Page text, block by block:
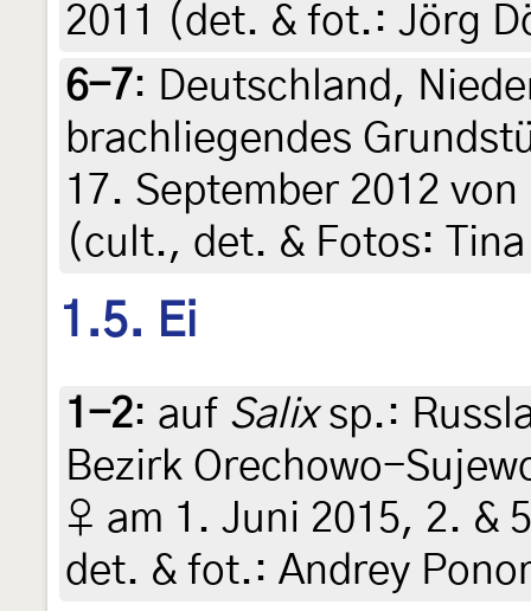
2011 (det. & fot.: Jörg
6-7: Deutschland,
brachliegendes
17. September 2012 von
(cult., det. & Fotos:
1.5. Ei
1-2: auf Salixsp.:
Bezirk Orechowo-
♀ am 1. Juni 2015, 2. &
det. & fot.: Andrey